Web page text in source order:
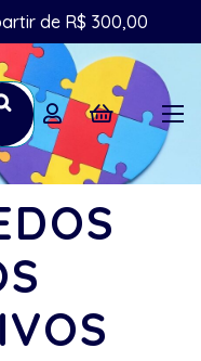
de R$ 300,00